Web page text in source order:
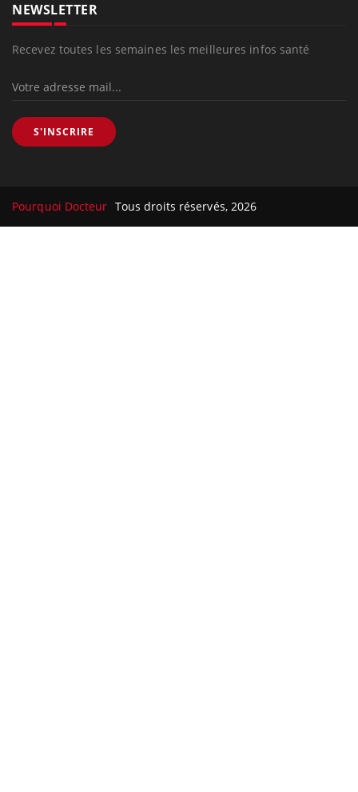
NEWSLETTER
Recevez toutes les semaines les meilleures infos santé
S'INSCRIRE
Pourquoi Docteur Tous droits réservés, 2026